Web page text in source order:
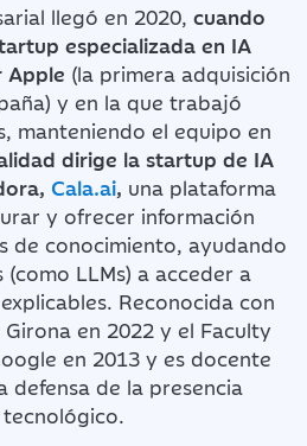
llegó en 2020, cuando
especializada en IA
Apple (la primera adquisición
y en la que trabajó
manteniendo el equipo en
dirige la startup de IA
Cala.ai, una plataforma
y ofrecer información
de conocimiento, ayudando
LLMs) a acceder a
Reconocida con
en 2022 y el Faculty
en 2013 y es docente
defensa de la presencia